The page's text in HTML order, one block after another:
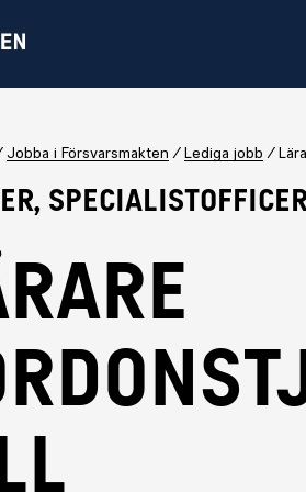
Jobba i Försvarsmakten Lediga jobb